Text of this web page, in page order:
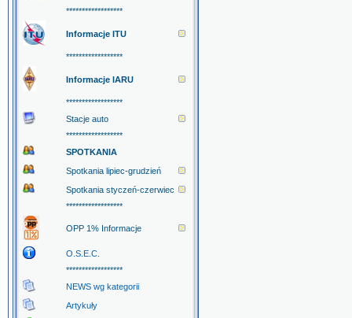
******************
Informacje ITU
******************
Informacje IARU
******************
Stacje auto
******************
SPOTKANIA
Spotkania lipiec-grudzień
Spotkania styczeń-czerwiec
******************
OPP 1% Informacje
O.S.E.C.
******************
NEWS wg kategorii
Artykuły